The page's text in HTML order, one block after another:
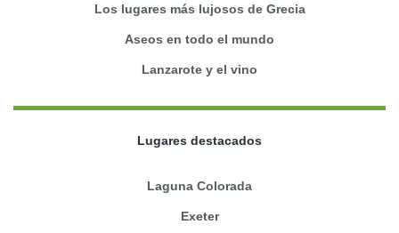
Los lugares más lujosos de Grecia
Aseos en todo el mundo
Lanzarote y el vino
Lugares destacados
Laguna Colorada
Exeter